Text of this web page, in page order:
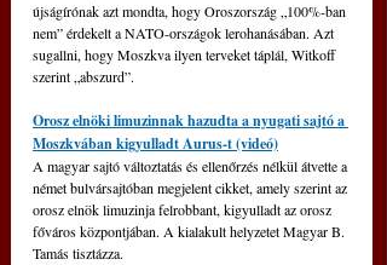
újságírónak azt mondta, hogy Oroszország „100%-ban
nem” érdekelt a NATO-országok lerohanásában. Azt
sugallni, hogy Moszkva ilyen terveket táplál, Witkoff
szerint „abszurd”.
Orosz elnöki limuzinnak hazudta a nyugati sajtó a
Moszkvában kigyulladt Aurus-t (videó)
A magyar sajtó változtatás és ellenőrzés nélkül átvette a
német bulvársajtóban megjelent cikket, amely szerint az
orosz elnök limuzinja felrobbant, kigyulladt az orosz
főváros központjában. A kialakult helyzetet Magyar B.
Tamás tisztázza.